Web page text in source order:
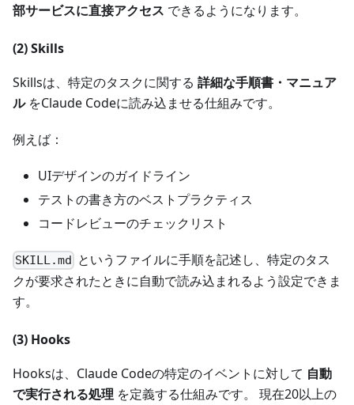
部サービスに直接アクセス できるようになります。
(2) Skills
Skillsは、特定のタスクに関する 詳細な手順書・マニュア
ルをClaude Codeに読み込ませる仕組みです。
例えば：
UIデザインのガイドライン
テストの書き方のベストプラクティス
コードレビューのチェックリスト
SKILL.md というファイルに手順を記述し、特定のタス
クが要求されたときに自動で読み込まれるよう設定できま
す。
(3) Hooks
Hooksは、Claude Codeの特定のイベントに対して 自動
で実行される処理 を定義する仕組みです。 現在20以上の